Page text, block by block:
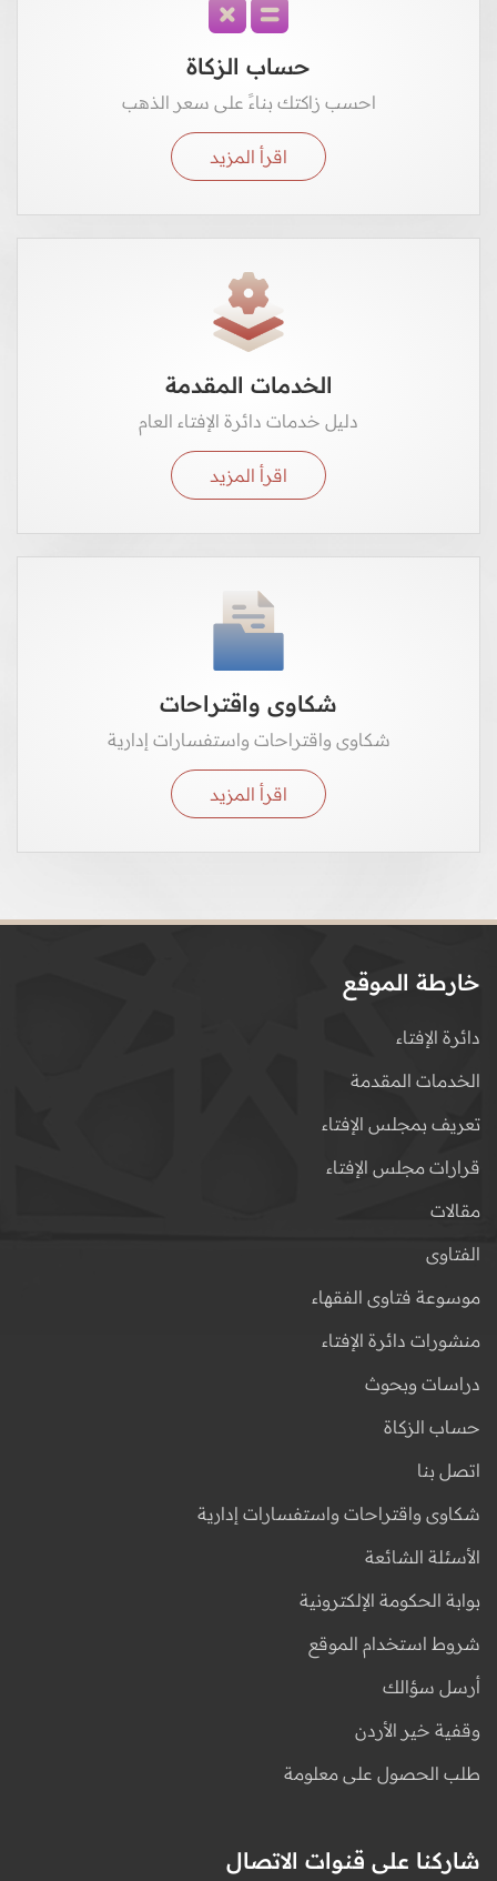
حساب الزكاة
احسب زاكتك بناءً على سعر الذهب
اقرأ المزيد
الخدمات المقدمة
دليل خدمات دائرة الإفتاء العام
اقرأ المزيد
شكاوى واقتراحات
شكاوى واقتراحات واستفسارات إدارية
اقرأ المزيد
خارطة الموقع
دائرة الإفتاء
الخدمات المقدمة
تعريف بمجلس الإفتاء
قرارات مجلس الإفتاء
مقالات
الفتاوى
موسوعة فتاوى الفقهاء
منشورات دائرة الإفتاء
دراسات وبحوث
حساب الزكاة
اتصل بنا
شكاوى واقتراحات واستفسارات إدارية
الأسئلة الشائعة
بوابة الحكومة الإلكترونية
شروط استخدام الموقع
أرسل سؤالك
وقفية خير الأردن
طلب الحصول على معلومة
شاركنا على قنوات الاتصال